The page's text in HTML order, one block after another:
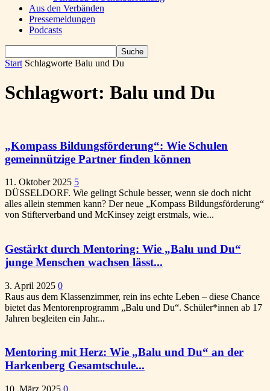
Aus den Verbänden
Pressemeldungen
Podcasts
Start Schlagworte Balu und Du
Schlagwort: Balu und Du
„Kompass Bildungsförderung“: Wie Schulen
gemeinnützige Partner finden können
11. Oktober 2025 5
DÜSSELDORF. Wie gelingt Schule besser, wenn sie doch nicht
alles allein stemmen kann? Der neue „Kompass Bildungsförderung“
von Stifterverband und McKinsey zeigt erstmals, wie...
Gestärkt durch Mentoring: Wie „Balu und Du“
junge Menschen wachsen lässt...
3. April 2025 0
Raus aus dem Klassenzimmer, rein ins echte Leben – diese Chance
bietet das Mentorenprogramm „Balu und Du“. Schüler*innen ab 17
Jahren begleiten ein Jahr...
Mentoring mit Herz: Wie „Balu und Du“ an der
Harkenberg Gesamtschule...